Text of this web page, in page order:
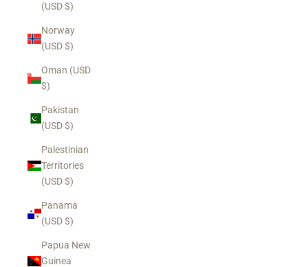
(USD $)
Norway
(USD $)
Oman (USD
$)
Pakistan
(USD $)
Palestinian
Territories
(USD $)
Panama
(USD $)
Papua New
Guinea